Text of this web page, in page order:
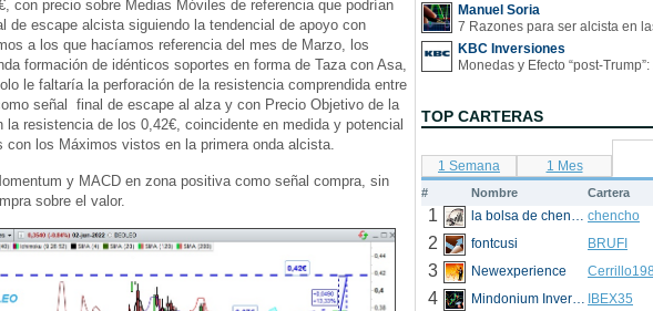
con precio sobre Medias Móviles de referencia que podrían
de escape alcista siguiendo la tendencial de apoyo con
a los que hacíamos referencia del mes de Marzo, los
formación de idénticos soportes en forma de Taza con Asa,
le faltaría la perforación de la resistencia comprendida entre
señal final de escape al alza y con Precio Objetivo de la
la resistencia de los 0,42€, coincidente en medida y potencial
con los Máximos vistos en la primera onda alcista.
y MACD en zona positiva como señal compra, sin
sobre el valor.
Manuel Soria
7 Razones para ser alcista en
KBC Inversiones
TOP CARTERAS
1 Semana 1 Mes
# Nombre Cartera
1 la bolsa de chencho chencho
2 fontcusi BRUFI
3 Newexperience
4 Mindonium Inversions IBEX35